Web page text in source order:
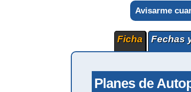
Avisarme
Ficha Fechas
Planes de